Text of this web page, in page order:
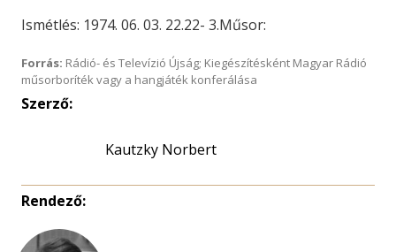
Ismétlés: 1974. 06. 03. 22.22- 3.Műsor:
Forrás: Rádió- és Televízió Újság; Kiegészítésként Magyar Rádió
műsorboríték vagy a hangjáték konferálása
Szerző:
Kautzky Norbert
Rendező: